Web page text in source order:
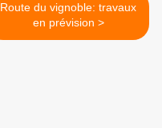
Route du vignoble: travaux
en prévision >